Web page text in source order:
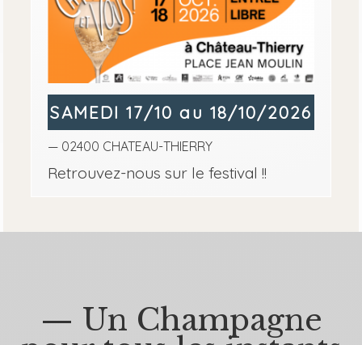
SAMEDI 17/10 au 18/10/2026
— 02400 CHATEAU-THIERRY
Retrouvez-nous sur le festival !!
— Un Champagne